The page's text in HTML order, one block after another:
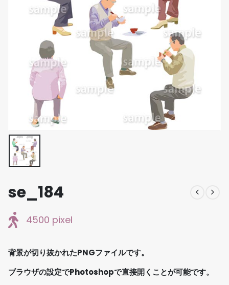
se_184
4500 pixel
背景が切り抜かれたPNGファイルです。
ブラウザの設定でPhotoshopで直接開くことが可能です。